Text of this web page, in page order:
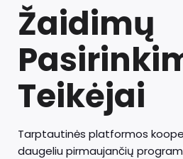
Žaidimų
Teikėjai
Tarptautinės platformos
daugeliu pirmaujančių